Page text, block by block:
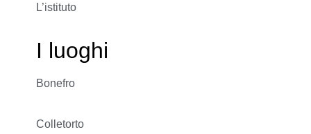
L’istituto
I luoghi
Bonefro
Colletorto